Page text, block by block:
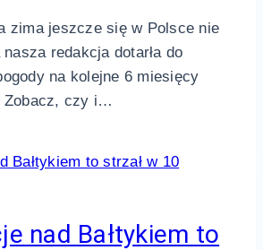
zima jeszcze się w Polsce nie
nasza redakcja dotarła do
na kolejne 6 miesięcy
Zobacz, czy i…
nad Bałtykiem to